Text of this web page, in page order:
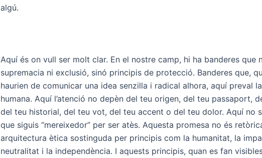
algú.
Aquí és on vull ser molt clar. En el nostre camp, hi ha banderes que
supremacia ni exclusió, sinó principis de protecció. Banderes que,
haurien de comunicar una idea senzilla i radical alhora, aquí preval
humana. Aquí l’atenció no depèn del teu origen, del teu passaport,
del teu historial, del teu vot, del teu accent o del teu dolor. Aquí no
que siguis “mereixedor” per ser atès. Aquesta promesa no és
arquitectura ètica sostinguda per principis com la humanitat, la
neutralitat i la independència. I aquests principis, quan es fan